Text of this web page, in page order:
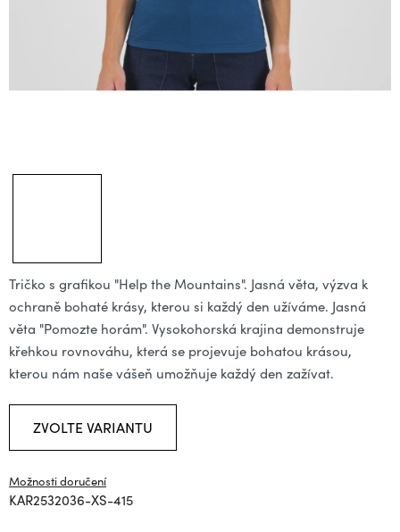
Tričko s grafikou "Help the Mountains". Jasná věta, výzva k
ochraně bohaté krásy, kterou si každý den užíváme. Jasná
věta "Pomozte horám". Vysokohorská krajina demonstruje
křehkou rovnováhu, která se projevuje bohatou krásou,
kterou nám naše vášeň umožňuje každý den zažívat.
ZVOLTE VARIANTU
Možnosti doručení
KAR2532036-XS-415